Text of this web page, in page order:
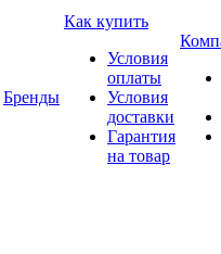
Бренды
Как купить
Условия
оплаты
Условия
доставки
Гарантия
на товар